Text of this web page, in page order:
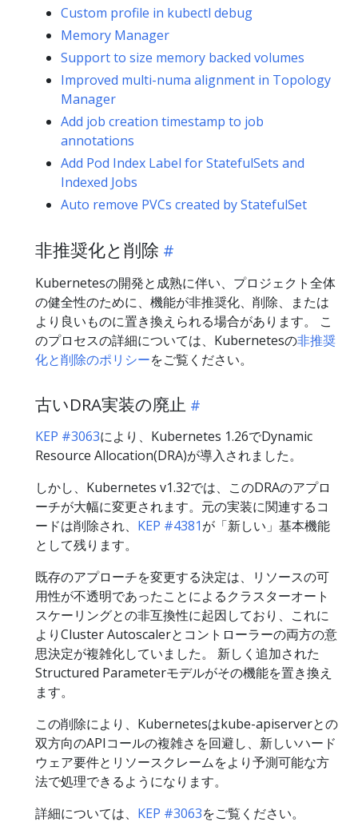
Custom profile in kubectl debug
Memory Manager
Support to size memory backed volumes
Improved multi-numa alignment in Topology
Manager
Add job creation timestamp to job
annotations
Add Pod Index Label for StatefulSets and
Indexed Jobs
Auto remove PVCs created by StatefulSet
非推奨化と削除
Kubernetesの開発と成熟に伴い、プロジェクト全体
の健全性のために、機能が非推奨化、削除、または
より良いものに置き換えられる場合があります。 こ
のプロセスの詳細については、Kubernetesの非推奨
化と削除のポリシーをご覧ください。
古いDRA実装の廃止
KEP #3063により、Kubernetes 1.26でDynamic
Resource Allocation(DRA)が導入されました。
しかし、Kubernetes v1.32では、このDRAのアプロ
ーチが大幅に変更されます。元の実装に関連するコ
ードは削除され、 KEP #4381が「新しい」基本機能
として残ります。
既存のアプローチを変更する決定は、リソースの可
用性が不透明であったことによるクラスターオート
スケーリングとの非互換性に起因しており、これに
よりCluster Autoscalerとコントローラーの両方の意
思決定が複雑化していました。 新しく追加された
Structured Parameterモデルがその機能を置き換え
ます。
この削除により、Kubernetesはkube-apiserverとの
双方向のAPIコールの複雑さを回避し、新しいハード
ウェア要件とリソースクレームをより予測可能な方
法で処理できるようになります。
詳細については、 KEP #3063をご覧ください。